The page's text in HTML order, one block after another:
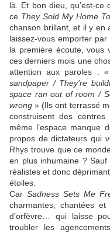
là. Et bon dieu, qu’est-ce
ce They Sold My Home
chanson brillant, et il y en
laissez-vous emporter
la première écoute, vous
ces derniers mois une
attention aux paroles : «
sandpaper / They’re
space ran out of room /
wrong» (Ils ont terrassé
construisent des
même l’espace manque
propos de dictateurs qui
Rhys trouve que ce
en plus inhumaine ?
réalistes et donc
étoiles.
Car Sadness Sets Me
charmantes, chantées
d’orfèvre… qui laisse
troubler les